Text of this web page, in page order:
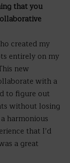
that you
created my
entirely on my
new
with a
to figure out
without losing
harmonious
that I’d
a great